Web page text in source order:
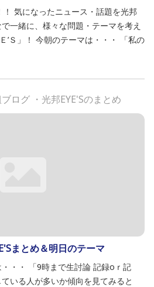
！ 気になったニュース・話題を光邦
一緒に、様々な問題・テーマを考え
’Ｓ」！ 今朝のテーマは・・・ 「私の
ログ ・ 光邦EYE'Sのまとめ
まとめ＆明日のテーマ
・・ 「9時まで生討論 記録oｒ記
いる人が多いか傾向を見てみると